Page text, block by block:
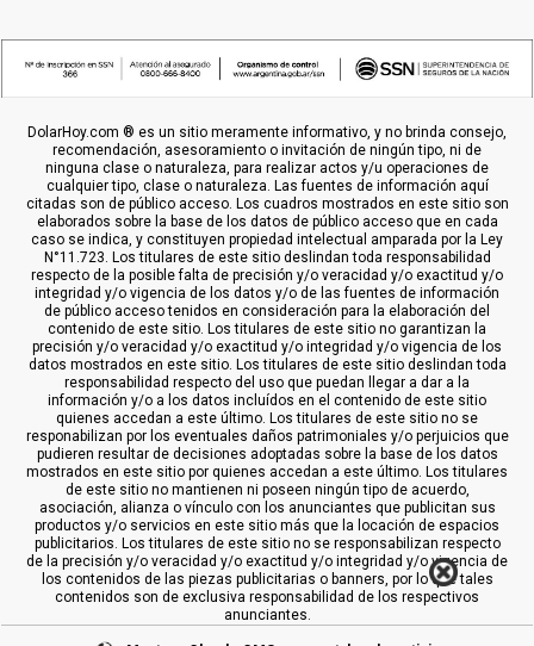
DolarHoy.com ® es un sitio meramente informativo, y no brinda consejo,
recomendación, asesoramiento o invitación de ningún tipo, ni de
ninguna clase o naturaleza, para realizar actos y/u operaciones de
cualquier tipo, clase o naturaleza. Las fuentes de información aquí
citadas son de público acceso. Los cuadros mostrados en este sitio son
elaborados sobre la base de los datos de público acceso que en cada
caso se indica, y constituyen propiedad intelectual amparada por la Ley
N°11.723. Los titulares de este sitio deslindan toda responsabilidad
respecto de la posible falta de precisión y/o veracidad y/o exactitud y/o
integridad y/o vigencia de los datos y/o de las fuentes de información
de público acceso tenidos en consideración para la elaboración del
contenido de este sitio. Los titulares de este sitio no garantizan la
precisión y/o veracidad y/o exactitud y/o integridad y/o vigencia de los
datos mostrados en este sitio. Los titulares de este sitio deslindan toda
responsabilidad respecto del uso que puedan llegar a dar a la
información y/o a los datos incluídos en el contenido de este sitio
quienes accedan a este último. Los titulares de este sitio no se
responabilizan por los eventuales daños patrimoniales y/o perjuicios que
pudieren resultar de decisiones adoptadas sobre la base de los datos
mostrados en este sitio por quienes accedan a este último. Los titulares
de este sitio no mantienen ni poseen ningún tipo de acuerdo,
asociación, alianza o vínculo con los anunciantes que publicitan sus
productos y/o servicios en este sitio más que la locación de espacios
publicitarios. Los titulares de este sitio no se responsabilizan respecto
de la precisión y/o veracidad y/o exactitud y/o integridad y/o vigencia de
los contenidos de las piezas publicitarias o banners, por lo que tales
contenidos son de exclusiva responsabilidad de los respectivos
anunciantes.